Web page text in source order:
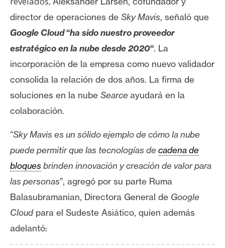
director de operaciones de Sky Mavis, señaló que
Google Cloud“ha sido nuestro proveedor
estratégico en la nube desde 2020“. La
incorporación de la empresa como nuevo validador
consolida la relación de dos años. La firma de
soluciones en la nube Searce ayudará en la
colaboración.
“Sky Mavis es un sólido ejemplo de cómo la nube
puede permitir que las tecnologías de cadena de
bloques brinden innovación y creación de valor para
las personas”, agregó por su parte Ruma
Balasubramanian, Directora General de Google
Cloudpara el Sudeste Asiático, quien además
adelantó: